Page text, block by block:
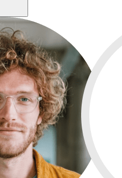
français agréé et fonds